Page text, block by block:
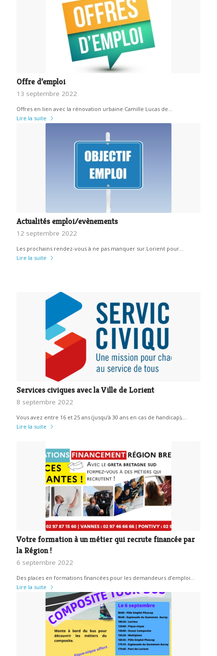
Offre d’emploi
13 septembre 2022
Offres en lien avec la rénovation urbaine Camille Lucas de…
Lire la suite
Actualités emploi/evènements
12 septembre 2022
Les prochains rendez-vous à ne pas manquer sur Lorient pour…
Lire la suite
Services civiques avec la Ville de Lorient
8 septembre 2022
Vous avez entre 16 et 25 ans (jusqu’à 30 ans en cas de handicap),…
Lire la suite
Votre formation à un métier qui recrute financée par
la Région !
6 septembre 2022
Des places en formations financées pour les demandeurs d’emploi…
Lire la suite